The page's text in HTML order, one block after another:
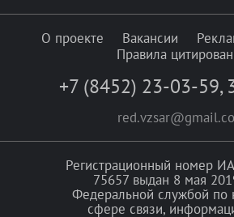
О проекте Вакансии
Правила
+7 (8452) 23-03-59,
Регистрационный номер
75657 выдан 8 мая
Федеральной службой по
сфере связи,